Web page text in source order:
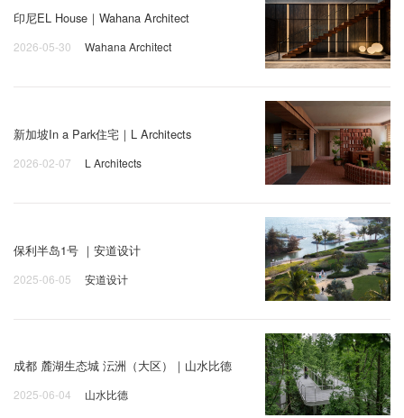
印尼EL House｜Wahana Architect
2026-05-30 Wahana Architect
新加坡In a Park住宅｜L Architects
2026-02-07 L Architects
保利半岛1号 ｜安道设计
2025-06-05 安道设计
成都 麓湖生态城 沄洲（大区）｜山水比德
2025-06-04 山水比德